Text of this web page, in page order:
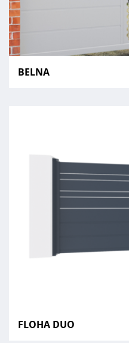
BELNA
FLOHA DUO